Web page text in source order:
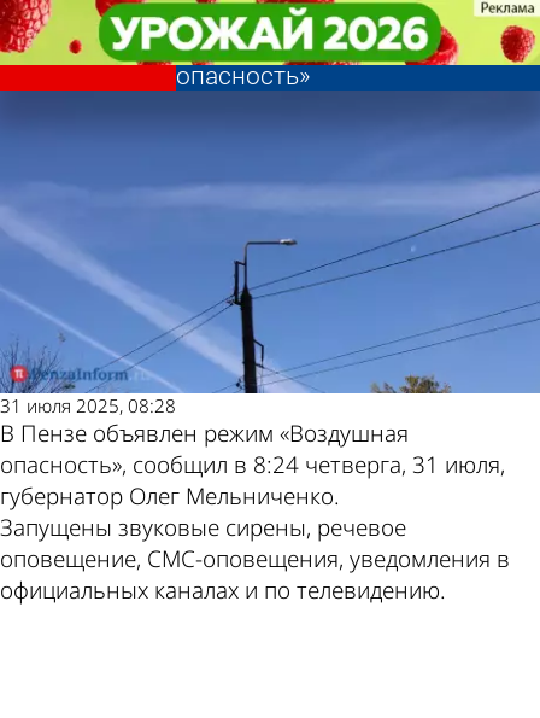
На территории Пензы
объявлен режим «Воздушная
опасность»
Происшествия
31 июля 2025, 08:28
В Пензе объявлен режим «Воздушная
опасность», сообщил в 8:24 четверга, 31 июля,
губернатор Олег Мельниченко.
Запущены звуковые сирены, речевое
оповещение, СМС-оповещения, уведомления в
официальных каналах и по телевидению.
На территории Пензы
объявлен режим «Воздушная
опасность»
Происшествия
Другие новости по
теме
Погода и курсы
валют в Пензе